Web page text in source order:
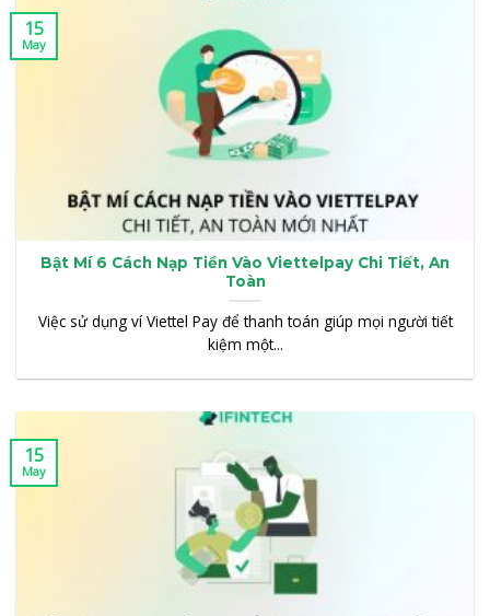
Bật Mí 6 Cách Nạp Tiền Vào Viettelpay Chi Tiết, An
Toàn
Việc sử dụng ví Viettel Pay để thanh toán giúp mọi người tiết
kiệm một...
15
May
15
May